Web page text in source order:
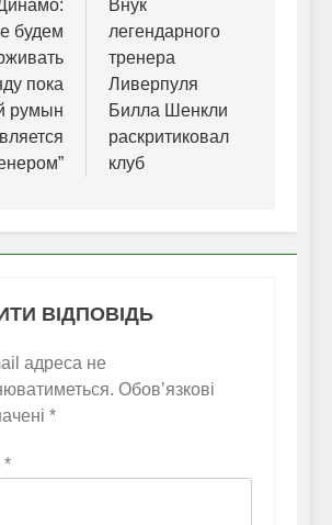
будем
пока
румын
Внук
легендарного
тренера
Ливерпуля
Билла Шенкли
раскритиковал
клуб
ВІДПОВІДЬ
адреса не
Обов’язкові
*
*